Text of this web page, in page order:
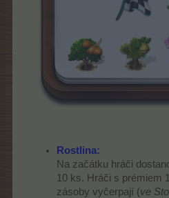
Rostlina:
Na začátku hráči
10 ks. Hráči s prémiem
zásoby vyčerpají (ve